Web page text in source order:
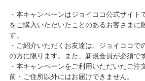
・本キャンペーンはジョイココ公式サイト
をご購入いただいたことのあるお客さまに
す。
・ご紹介いただくお友達は、ジョイココで
の方に限ります。また、新規会員が必須で
・本キャンペーンをご利用いただいたご注
前・ご住所以外にはお届けできません。